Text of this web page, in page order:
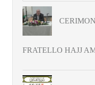
FRATELLO HAJJ